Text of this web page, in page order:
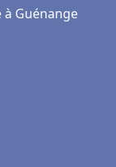
Guénange